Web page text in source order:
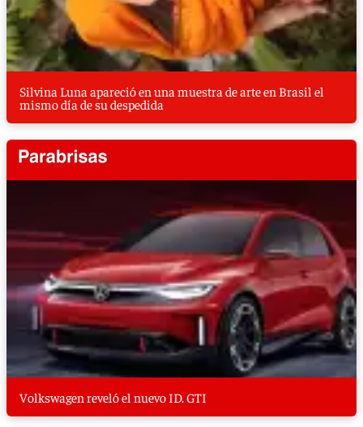
Silvina Luna apareció en una muestra de arte en Brasil el
mismo día de su despedida
Volkswagen reveló el nuevo ID. GTI